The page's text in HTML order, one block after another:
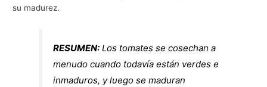
su madurez.
RESUMEN: Los tomates se cosechan a
menudo cuando todavía están verdes e
inmaduros, y luego se maduran